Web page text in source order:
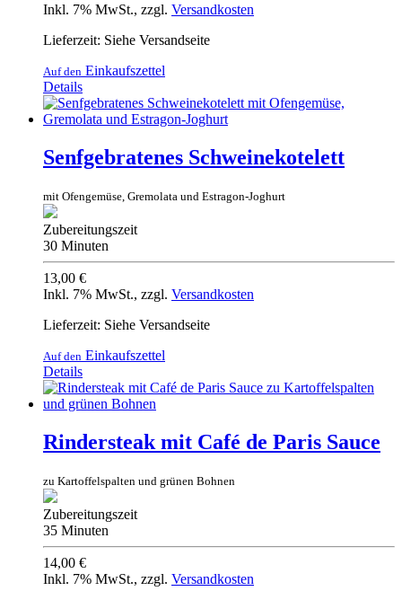
Inkl. 7% MwSt., zzgl. Versandkosten
Lieferzeit: Siehe Versandseite
Auf den Einkaufszettel
Details
Senfgebratenes Schweinekotelett
mit Ofengemüse, Gremolata und Estragon-Joghurt
Zubereitungszeit
30 Minuten
13,00 €
Inkl. 7% MwSt., zzgl. Versandkosten
Lieferzeit: Siehe Versandseite
Auf den Einkaufszettel
Details
Rindersteak mit Café de Paris Sauce
zu Kartoffelspalten und grünen Bohnen
Zubereitungszeit
35 Minuten
14,00 €
Inkl. 7% MwSt., zzgl. Versandkosten